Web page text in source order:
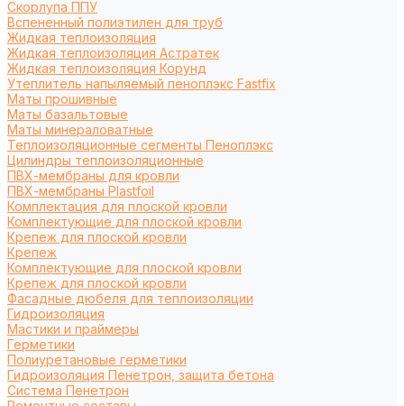
Cкорлупа ППУ
Вспененный полиэтилен для труб
Жидкая теплоизоляция
Жидкая теплоизоляция Астратек
Жидкая теплоизоляция Корунд
Утеплитель напыляемый пеноплэкс Fastfix
Маты прошивные
Маты базальтовые
Маты минераловатные
Теплоизоляционные сегменты Пеноплэкс
Цилиндры теплоизоляционные
ПВХ-мембраны для кровли
ПВХ-мембраны Plastfoil
Комплектация для плоской кровли
Комплектующие для плоской кровли
Крепеж для плоской кровли
Крепеж
Комплектующие для плоской кровли
Крепеж для плоской кровли
Фасадные дюбеля для теплоизоляции
Гидроизоляция
Мастики и праймеры
Герметики
Полиуретановые герметики
Гидроизоляция Пенетрон, защита бетона
Система Пенетрон